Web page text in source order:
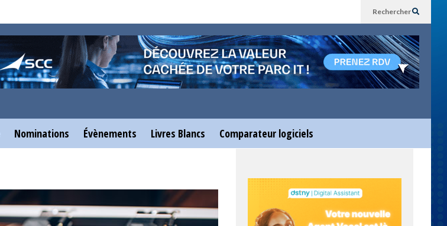
Rechercher
Nominations Évènements Livres Blancs Comparateur logiciels